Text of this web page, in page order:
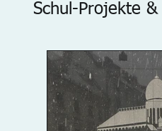
Schul-Projekte